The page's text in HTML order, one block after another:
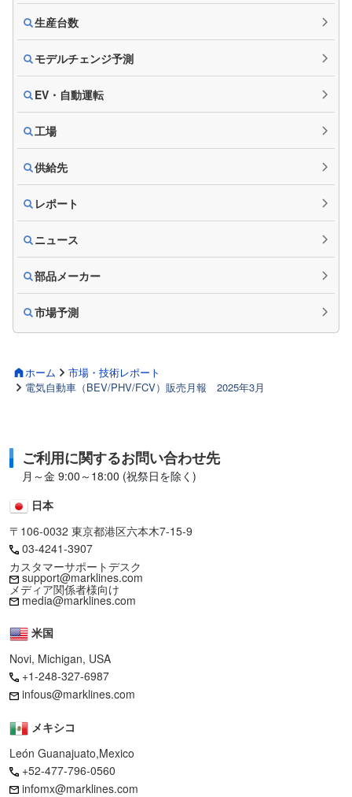
ホーム
市場・技術レポート
電気自動車（BEV/PHV/FCV）販売月報 2025年3月
生産台数
モデルチェンジ予測
EV・自動運転
工場
供給先
レポート
ニュース
部品メーカー
市場予測
ご利用に関するお問い合わせ先
月～金 9:00～18:00 (祝祭日を除く)
日本
〒106-0032 東京都港区六本木7-15-9
03-4241-3907
カスタマーサポートデスク
support@marklines.com
メディア関係者様向け
media@marklines.com
米国
Novi, Michigan, USA
+1-248-327-6987
infous@marklines.com
メキシコ
León Guanajuato,Mexico
+52-477-796-0560
infomx@marklines.com